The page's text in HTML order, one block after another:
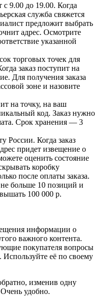
с 9.00 до 19.00. Когда
служба свяжется
предложит выбрать
адрес. Осмотрите
указанной
торговых точек для
заказ поступит на
Для получения заказа
зоне и назовите
на точку, на ваш
код. Заказ нужно
Срок хранения — 3
России. Когда заказ
придет извещение о
оценить состояние
коробку
после оплаты заказа.
больше 10 позиций и
100 000 р.
информации о
важного контента.
покупателя вопросы
Используйте её по своему
изменив одну
удобно.